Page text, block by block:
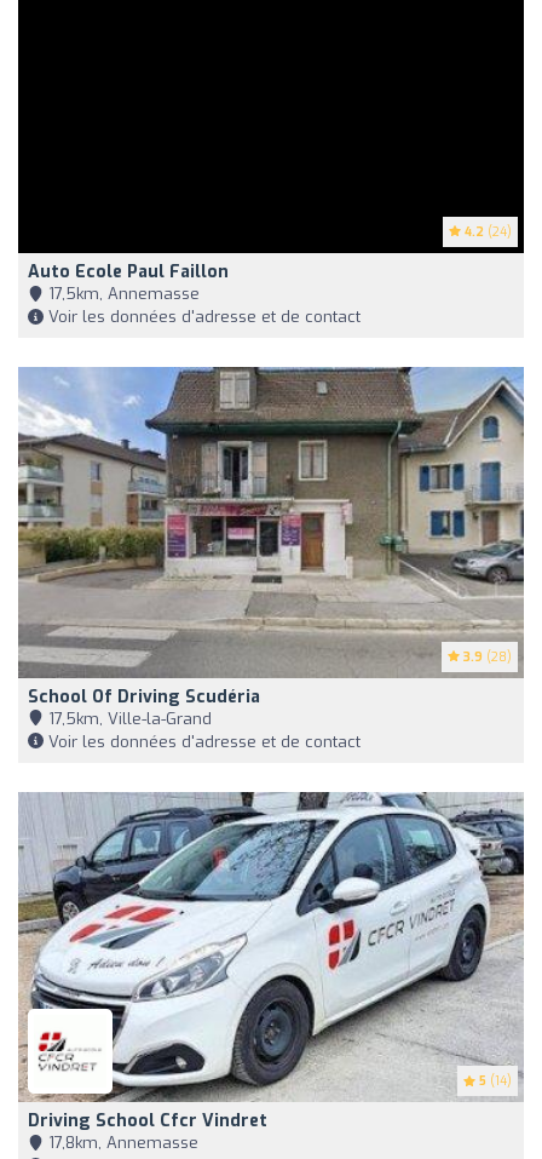
4.2 (24)
Auto Ecole Paul Faillon
17,5km, Annemasse
Voir les données d'adresse et de contact
3.9 (28)
School Of Driving Scudéria
17,5km, Ville-la-Grand
Voir les données d'adresse et de contact
5 (14)
Driving School Cfcr Vindret
17,8km, Annemasse